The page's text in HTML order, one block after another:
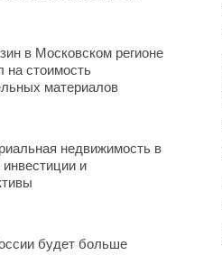
в Московском регионе
на стоимость
материалов
недвижимость в
инвестиции и
будет больше